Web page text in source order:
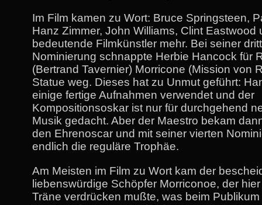
Im Film kamen zu Wort: Bruce Springsteen,
Hanz Zimmer, John Williams, Clint Eastwood
bedeutende Filmkünstler mehr. Bei seiner
Nominierung schnappte Herbie Hancock für
(Bertrand Tavernier) Morricone (Mission von
Statue weg. Dieses hat zu Unmut geführt:
einige fertige Aufnahmen verwendet und der
Kompositionsoskar ist nur für durchgehend
Musik gedacht. Aber der Maestro bekam
den Ehrenoscar und mit seiner vierten
endlich die reguläre Trophäe.
Am Meisten im Film zu Wort kam der
liebenswürdige Schöpfer Morriconoe, der
Träne verdrücken mußte, was beim